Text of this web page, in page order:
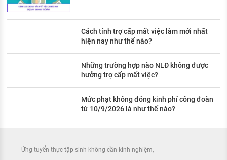
Cách tính trợ cấp mất việc làm mới nhất
hiện nay như thế nào?
Những trường hợp nào NLĐ không được
hưởng trợ cấp mất việc?
Mức phạt không đóng kinh phí công đoàn
từ 10/9/2026 là như thế nào?
Ứng tuyển thực tập sinh không cần kinh nghiệm